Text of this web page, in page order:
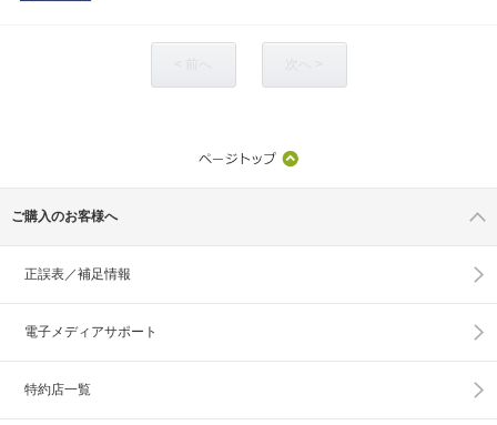
ご購入のお客様へ
正誤表／補足情報
電子メディアサポート
特約店一覧